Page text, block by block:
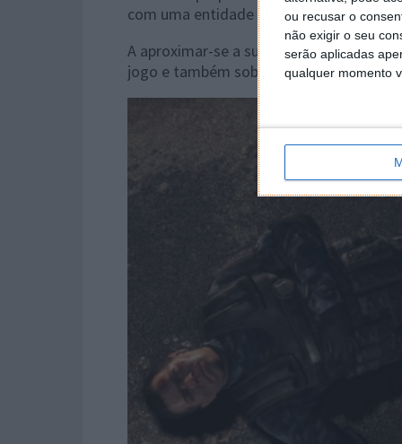
ou recusar o
não exigir o seu
serão aplicadas
qualquer momento
com uma entidade sobrenatural.
A aproximar-se a sua data de
jogo e também sobre a sua Pré-